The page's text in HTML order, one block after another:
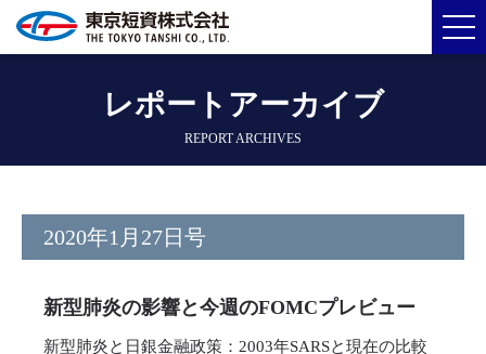
レポートアーカイブ
REPORT ARCHIVES
2020年1月27日号
新型肺炎の影響と今週のFOMCプレビュー
新型肺炎と日銀金融政策：2003年SARSと現在の比較